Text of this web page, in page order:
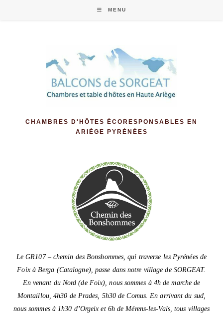
MENU
CHAMBRES D'HÔTES ÉCORESPONSABLES EN
ARIÈGE PYRÉNÉES
Le GR107 – chemin des Bonshommes, qui traverse les Pyrénées de
Foix à Berga (Catalogne), passe dans notre village de SORGEAT.
En venant du Nord (de Foix), nous sommes à 4h de marche de
Montaillou, 4h30 de Prades, 5h30 de Comus. En arrivant du sud,
nous sommes à 1h30 d’Orgeix et 6h de Mérens-les-Vals, tous villages